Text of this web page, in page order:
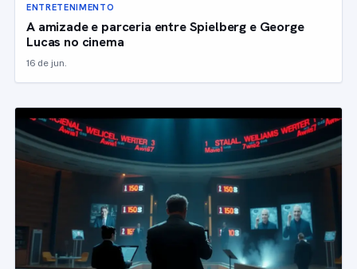
ENTRETENIMENTO
A amizade e parceria entre Spielberg e George
Lucas no cinema
16 de jun.